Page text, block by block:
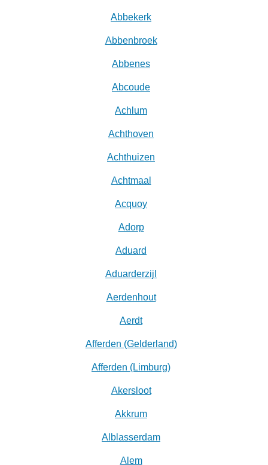
Abbekerk
Abbenbroek
Abbenes
Abcoude
Achlum
Achthoven
Achthuizen
Achtmaal
Acquoy
Adorp
Aduard
Aduarderzijl
Aerdenhout
Aerdt
Afferden (Gelderland)
Afferden (Limburg)
Akersloot
Akkrum
Alblasserdam
Alem